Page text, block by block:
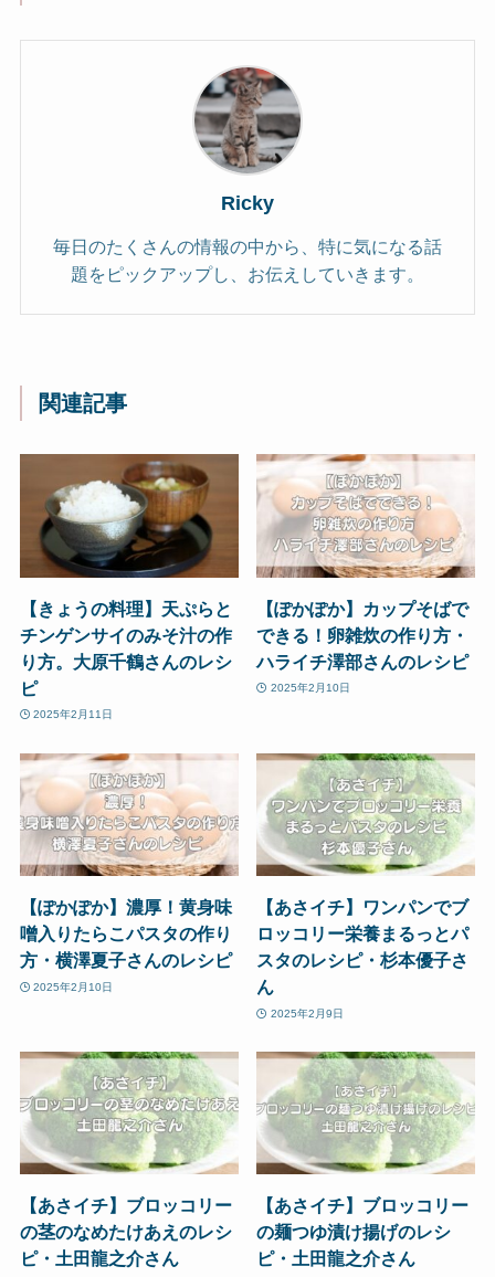
Ricky
毎日のたくさんの情報の中から、特に気になる話
題をピックアップし、お伝えしていきます。
関連記事
【きょうの料理】天ぷらと
チンゲンサイのみそ汁の作
り方。大原千鶴さんのレシ
ピ
2025年2月11日
【ぽかぽか】カップそばで
できる！卵雑炊の作り方・
ハライチ澤部さんのレシピ
2025年2月10日
【ぽかぽか】濃厚！黄身味
噌入りたらこパスタの作り
方・横澤夏子さんのレシピ
2025年2月10日
【あさイチ】ワンパンでブ
ロッコリー栄養まるっとパ
スタのレシピ・杉本優子さ
ん
2025年2月9日
【あさイチ】ブロッコリー
の茎のなめたけあえのレシ
ピ・土田龍之介さん
【あさイチ】ブロッコリー
の麺つゆ漬け揚げのレシ
ピ・土田龍之介さん